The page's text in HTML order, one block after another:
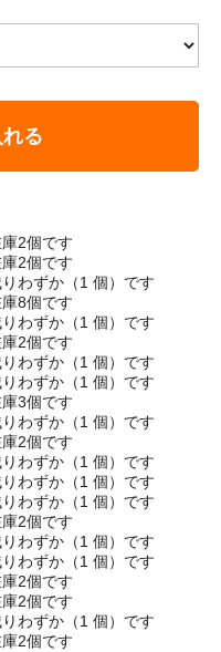
る
2個です
2個です
わずか（1 個）です
8個です
わずか（1 個）です
2個です
わずか（1 個）です
わずか（1 個）です
3個です
わずか（1 個）です
2個です
わずか（1 個）です
わずか（1 個）です
わずか（1 個）です
2個です
わずか（1 個）です
わずか（1 個）です
2個です
2個です
わずか（1 個）です
2個です